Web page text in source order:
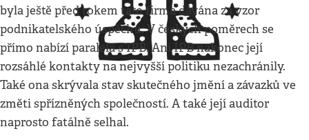
byla ještě před rokem tato firma dávána za vzor
podnikatelského úspěchu. V českých poměrech se
přímo nabízí paralela s IPB. Ani IPB nakonec její
rozsáhlé kontakty na nejvyšší politiku nezachránily.
Také ona skrývala stav skutečného jmění a závazků ve
změti spřízněných společností. A také její auditor
naprosto fatálně selhal.